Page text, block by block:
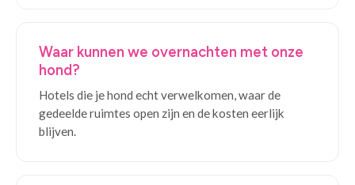
Waar kunnen we overnachten met onze
hond?
Hotels die je hond echt verwelkomen, waar de
gedeelde ruimtes open zijn en de kosten eerlijk
blijven.